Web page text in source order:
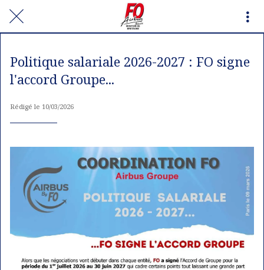
Politique salariale 2026-2027 : FO signe
l'accord Groupe...
Rédigé le 10/03/2026